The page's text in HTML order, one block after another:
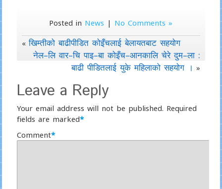
Posted in News | No Comments »
«खिम्तीको बाढीपीडित कोइँचलाई बेलायतबाट सहयोग
नेल–लि वार–चि पाइ–बा कोइँच–आनकालि चेरे दुम–ला :
बाढी पीडितलाई युके महिलाको सहयोग । »
Leave a Reply
Your email address will not be published. Required
fields are marked*
Comment*